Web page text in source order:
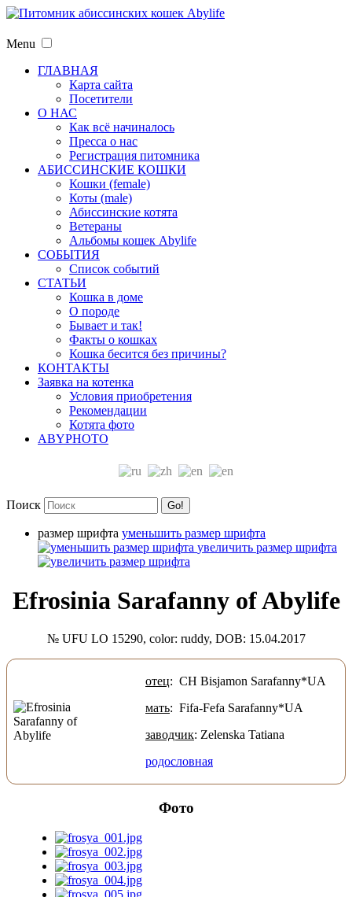
Menu
ГЛАВНАЯ
Карта сайта
Посетители
О НАС
Как всё начиналось
Пресса о нас
Регистрация питомника
АБИССИНСКИЕ КОШКИ
Кошки (female)
Коты (male)
Абиссинские котята
Ветераны
Альбомы кошек Abylife
СОБЫТИЯ
Список событий
СТАТЬИ
Кошка в доме
О породе
Бывает и так!
Факты о кошках
Кошка бесится без причины?
КОНТАКТЫ
Заявка на котенка
Условия приобретения
Рекомендации
Котята фото
ABYPHOTO
Поиск Go!
размер шрифта уменьшить размер шрифта
увеличить размер шрифта
Efrosinia Sarafanny of Abylife
№ UFU LO 15290, color: ruddy, DOB: 15.04.2017
отец: CH Bisjamon Sarafanny*UA
мать: Fifa-Fefa Sarafanny*UA
заводчик: Zelenska Tatiana
родословная
Фото